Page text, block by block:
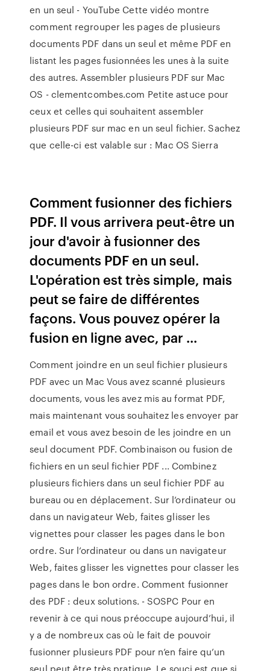
en un seul - YouTube Cette vidéo montre
comment regrouper les pages de plusieurs
documents PDF dans un seul et même PDF en
listant les pages fusionnées les unes à la suite
des autres. Assembler plusieurs PDF sur Mac
OS - clementcombes.com Petite astuce pour
ceux et celles qui souhaitent assembler
plusieurs PDF sur mac en un seul fichier. Sachez
que celle-ci est valable sur : Mac OS Sierra
Comment fusionner des fichiers
PDF. Il vous arrivera peut-être un
jour d'avoir à fusionner des
documents PDF en un seul.
L'opération est très simple, mais
peut se faire de différentes
façons. Vous pouvez opérer la
fusion en ligne avec, par ...
Comment joindre en un seul fichier plusieurs
PDF avec un Mac Vous avez scanné plusieurs
documents, vous les avez mis au format PDF,
mais maintenant vous souhaitez les envoyer par
email et vous avez besoin de les joindre en un
seul document PDF. Combinaison ou fusion de
fichiers en un seul fichier PDF ... Combinez
plusieurs fichiers dans un seul fichier PDF au
bureau ou en déplacement. Sur l’ordinateur ou
dans un navigateur Web, faites glisser les
vignettes pour classer les pages dans le bon
ordre. Sur l’ordinateur ou dans un navigateur
Web, faites glisser les vignettes pour classer les
pages dans le bon ordre. Comment fusionner
des PDF : deux solutions. - SOSPC Pour en
revenir à ce qui nous préoccupe aujourd’hui, il
y a de nombreux cas où le fait de pouvoir
fusionner plusieurs PDF pour n’en faire qu’un
seul peut être très pratique. Le souci est que si